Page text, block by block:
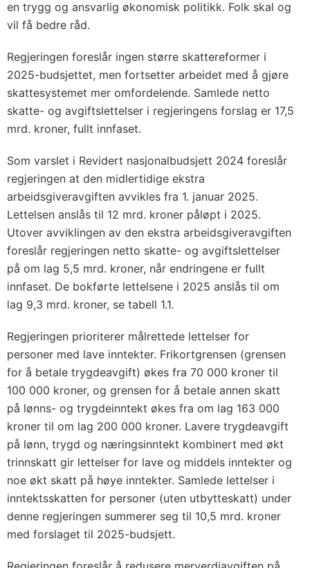
en trygg og ansvarlig økonomisk politikk. Folk skal og
vil få bedre råd.
Regjeringen foreslår ingen større skattereformer i
2025-budsjettet, men fortsetter arbeidet med å gjøre
skattesystemet mer omfordelende. Samlede netto
skatte- og avgiftslettelser i regjeringens forslag er 17,5
mrd. kroner, fullt innfaset.
Som varslet i Revidert nasjonalbudsjett 2024 foreslår
regjeringen at den midlertidige ekstra
arbeidsgiveravgiften avvikles fra 1. januar 2025.
Lettelsen anslås til 12 mrd. kroner påløpt i 2025.
Utover avviklingen av den ekstra arbeidsgiveravgiften
foreslår regjeringen netto skatte- og avgiftslettelser
på om lag 5,5 mrd. kroner, når endringene er fullt
innfaset. De bokførte lettelsene i 2025 anslås til om
lag 9,3 mrd. kroner, se tabell 1.1.
Regjeringen prioriterer målrettede lettelser for
personer med lave inntekter. Frikortgrensen (grensen
for å betale trygdeavgift) økes fra 70 000 kroner til
100 000 kroner, og grensen for å betale annen skatt
på lønns- og trygdeinntekt økes fra om lag 163 000
kroner til om lag 200 000 kroner. Lavere trygdeavgift
på lønn, trygd og næringsinntekt kombinert med økt
trinnskatt gir lettelser for lave og middels inntekter og
noe økt skatt på høye inntekter. Samlede lettelser i
inntektsskatten for personer (uten utbytteskatt) under
denne regjeringen summerer seg til 10,5 mrd. kroner
med forslaget til 2025-budsjett.